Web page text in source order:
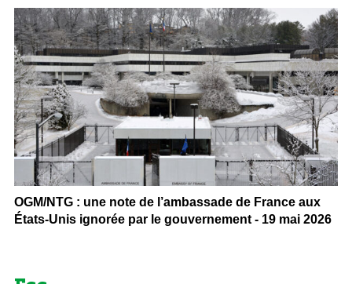
OGM/NTG : une note de l’ambassade de France aux
États-Unis ignorée par le gouvernement - 19 mai 2026